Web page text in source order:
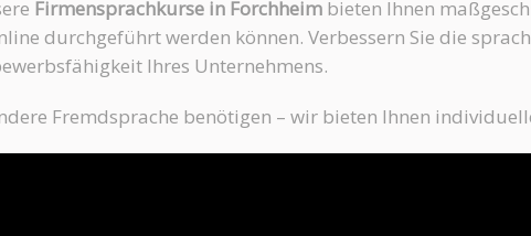
Firmensprachkurse in Forchheim bieten Ihnen
durchgeführt werden können. Verbessern Sie die
Ihres Unternehmens.
Fremdsprache benötigen – wir bieten Ihnen